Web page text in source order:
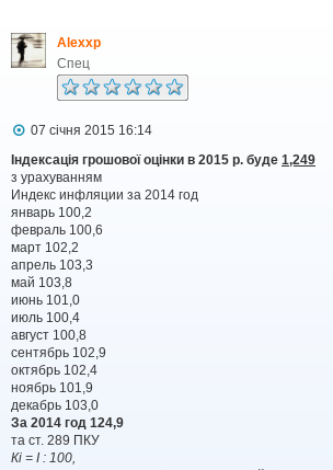
Alexxp
Спец
П
в
і
д
о
м
л
е
н
н
я
07 січня 2015 16:14
Індексація грошової оцінки в 2015 р. буде 1,249
з урахуванням
Индекс инфляции за 2014 год
январь 100,2
февраль 100,6
март 102,2
апрель 103,3
май 103,8
июнь 101,0
июль 100,4
август 100,8
сентябрь 102,9
октябрь 102,4
ноябрь 101,9
декабрь 103,0
За 2014 год 124,9
та ст. 289 ПКУ
Кі = І : 100,